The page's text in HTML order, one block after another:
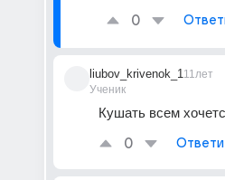
0
liubov_krivenok_1
Ученик
11лет
Кушать всем
0